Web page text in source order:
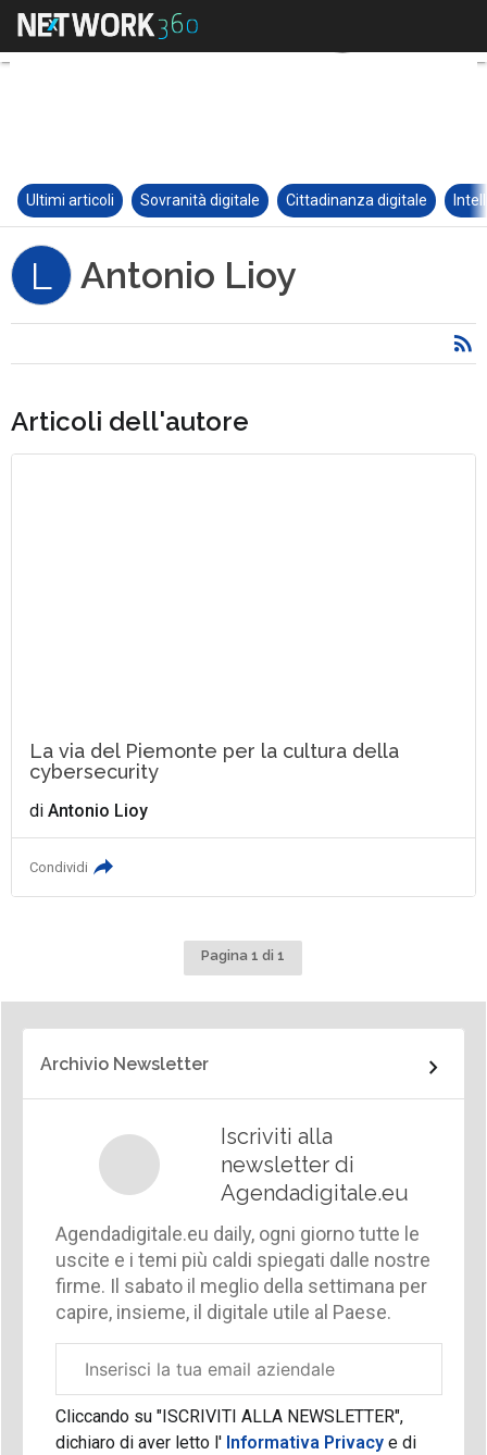
Ultimi articoli Sovranità digitale Cittadinanza digitale
L Antonio Lioy
Articoli dell'autore
La via del Piemonte per la cultura della
cybersecurity
diAntonio Lioy
Condividi
Pagina 1 di 1
Archivio Newsletter
Iscriviti alla
newsletter di
Agendadigitale.eu
Agendadigitale.eu daily, ogni giorno tutte le
uscite e i temi più caldi spiegati dalle nostre
firme. Il sabato il meglio della settimana per
capire, insieme, il digitale utile al Paese.
aziendale
Cliccando su "ISCRIVITI ALLA NEWSLETTER",
dichiaro di aver letto l'Informativa Privacy e di